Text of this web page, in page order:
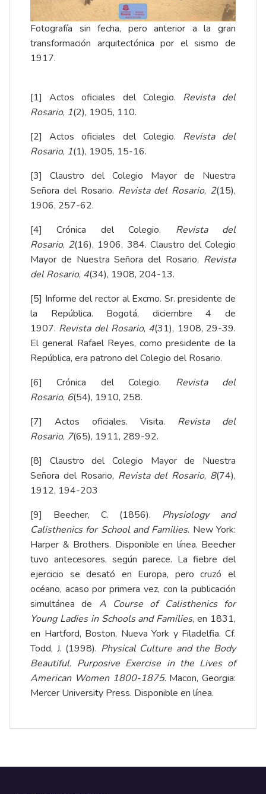
Fotografía sin fecha, pero anterior a la gran
transformación arquitectónica por el sismo de
1917.
[1] Actos oficiales del Colegio. Revista del
Rosario, 1(2), 1905, 110.
[2]
Actos oficiales del Colegio. Revista del
Rosario, 1(1), 1905, 15-16.
[3]
Claustro del Colegio Mayor de Nuestra
Señora del Rosario. Revista del Rosario, 2(15),
1906, 257-62.
[4]
Crónica del Colegio. Revista del
Rosario, 2(16), 1906, 384. Claustro del Colegio
Mayor de Nuestra Señora del Rosario, Revista
del Rosario, 4(34), 1908, 204-13.
[5] Informe del rector al Excmo. Sr. presidente de
la República. Bogotá, diciembre 4 de
1907. Revista del Rosario, 4(31), 1908, 29-39.
El general Rafael Reyes, como presidente de la
República, era patrono del Colegio del Rosario.
[6]
Crónica del Colegio. Revista del
Rosario, 6(54), 1910, 258.
[7]
Actos oficiales. Visita. Revista del
Rosario, 7(65), 1911, 289-92.
[8]
Claustro del Colegio Mayor de Nuestra
Señora del Rosario, Revista del Rosario, 8(74),
1912, 194-203
[9] Beecher, C. (1856). Physiology and
Calisthenics for School and Families. New York:
Harper & Brothers. Disponible en línea. Beecher
tuvo antecesores, según parece. La fiebre del
ejercicio se desató en Europa, pero cruzó el
océano, acaso por primera vez, con la publicación
simultánea de A Course of Calisthenics for
Young Ladies in Schools and Families, en 1831,
en Hartford, Boston, Nueva York y Filadelfia. Cf.
Todd, J. (1998). Physical Culture and the Body
Beautiful. Purposive Exercise in the Lives of
American Women 1800-1875. Macon, Georgia:
Mercer University Press. Disponible en línea.